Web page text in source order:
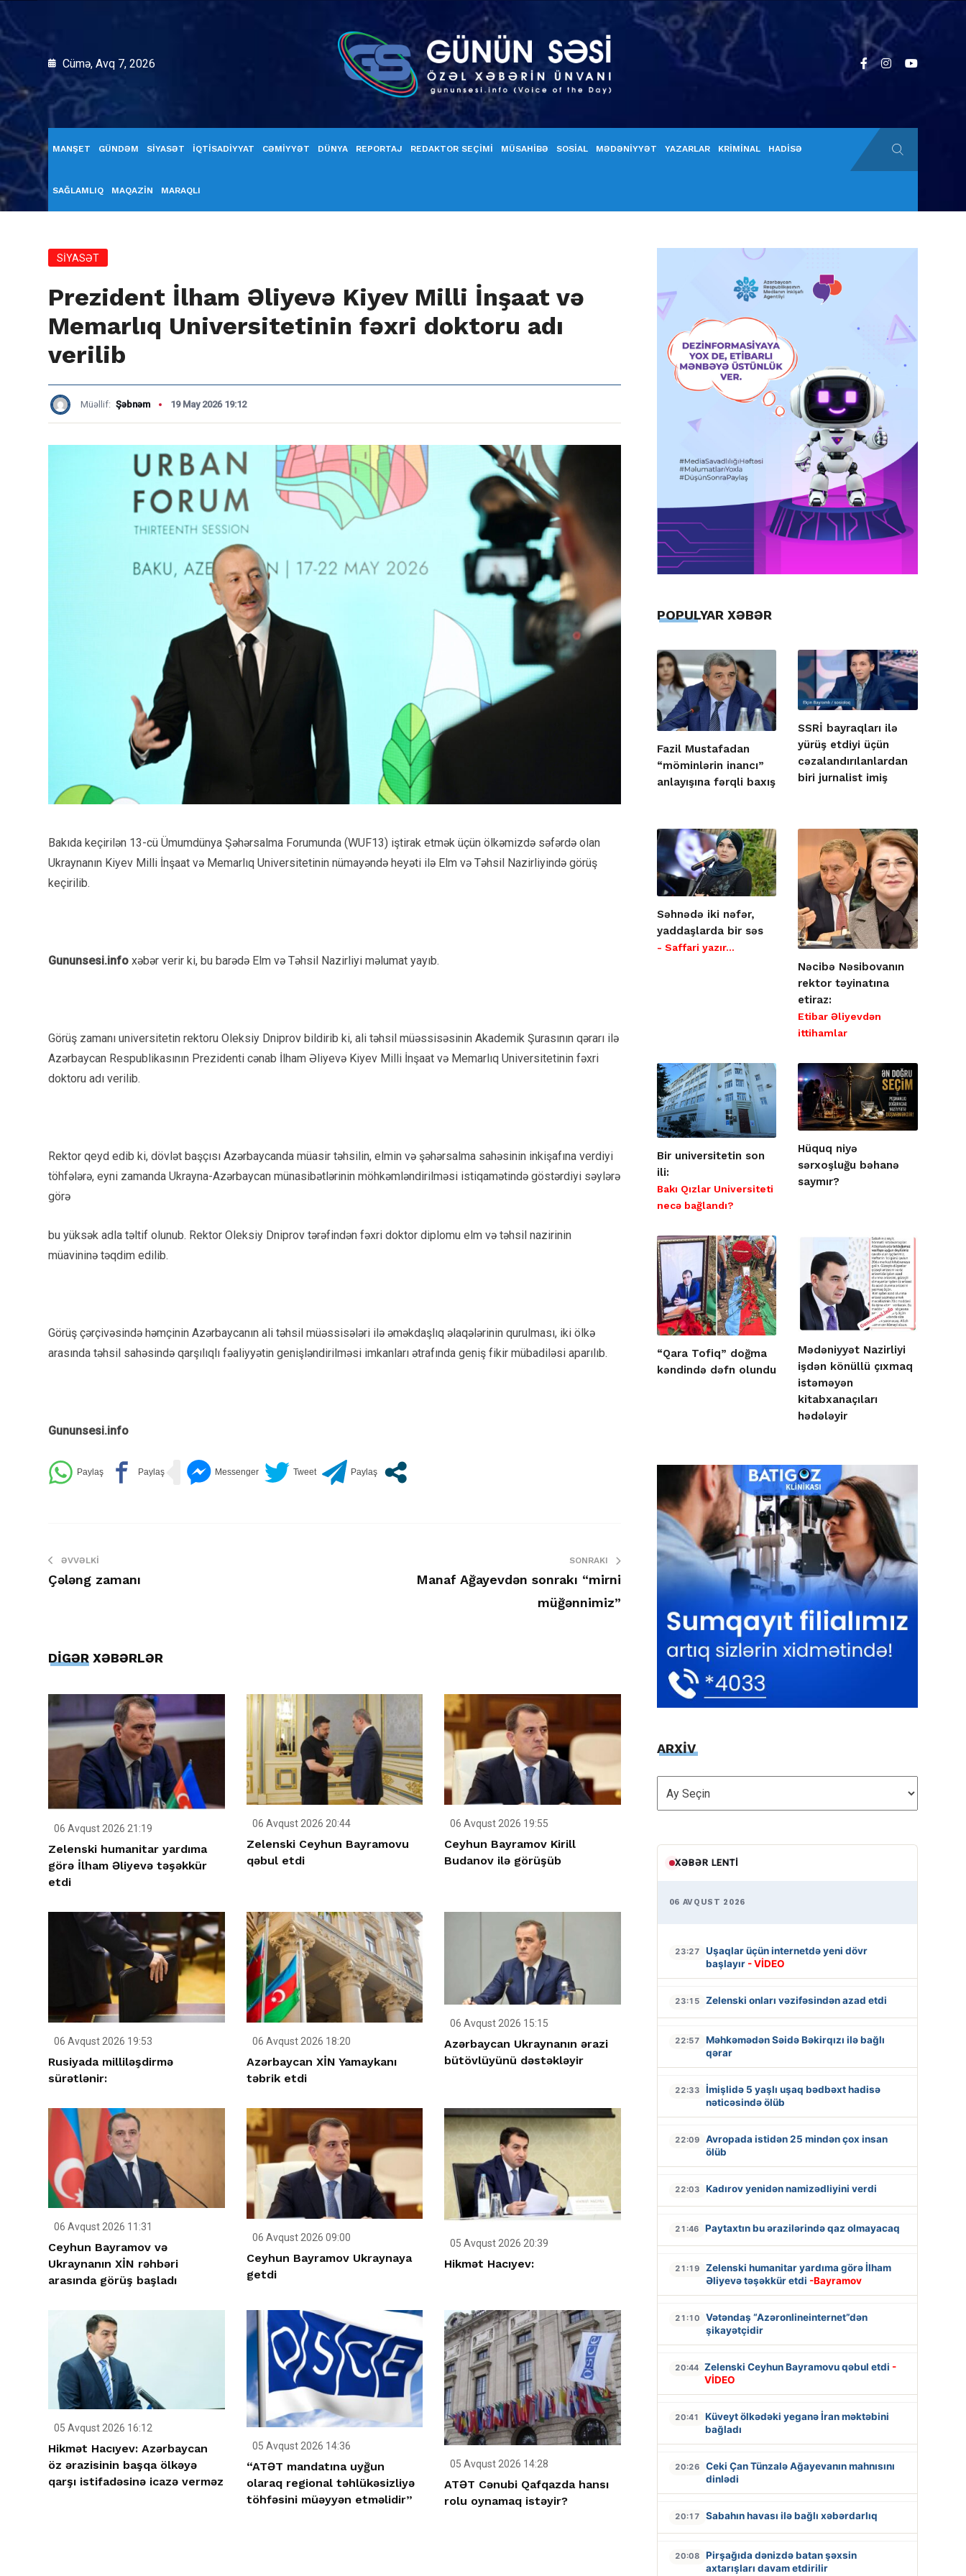
Cümə, Avq 7, 2026
MANŞET GÜNDƏM SİYASƏT İQTİSADİYYAT CƏMİYYƏT DÜNYA REPORTAJ REDAKTOR SEÇİMİ MÜSAHİBƏ SOSİAL MƏDƏNİYYƏT YAZARLAR KRİMİNAL HADİSƏ
SAĞLAMLIQ MAQAZİN MARAQLI
SİYASƏT
Prezident İlham Əliyevə Kiyev Milli İnşaat və
Memarlıq Universitetinin fəxri doktoru adı
verilib
Müəllif: Şəbnəm 19 May 2026 19:12
Bakıda keçirilən 13-cü Ümumdünya Şəhərsalma Forumunda (WUF13) iştirak etmək üçün ölkəmizdə səfərdə olan
Ukraynanın Kiyev Milli İnşaat və Memarlıq Universitetinin nümayəndə heyəti ilə Elm və Təhsil Nazirliyində görüş
keçirilib.
Gununsesi.info xəbər verir ki, bu barədə Elm və Təhsil Nazirliyi məlumat yayıb.
Görüş zamanı universitetin rektoru Oleksiy Dniprov bildirib ki, ali təhsil müəssisəsinin Akademik Şurasının qərarı ilə
Azərbaycan Respublikasının Prezidenti cənab İlham Əliyevə Kiyev Milli İnşaat və Memarlıq Universitetinin fəxri
doktoru adı verilib.
Rektor qeyd edib ki, dövlət başçısı Azərbaycanda müasir təhsilin, elmin və şəhərsalma sahəsinin inkişafına verdiyi
töhfələrə, eyni zamanda Ukrayna-Azərbaycan münasibətlərinin möhkəmləndirilməsi istiqamətində göstərdiyi səylərə
görə
bu yüksək adla təltif olunub. Rektor Oleksiy Dniprov tərəfindən fəxri doktor diplomu elm və təhsil nazirinin
müavininə təqdim edilib.
Görüş çərçivəsində həmçinin Azərbaycanın ali təhsil müəssisələri ilə əməkdaşlıq əlaqələrinin qurulması, iki ölkə
arasında təhsil sahəsində qarşılıqlı fəaliyyətin genişləndirilməsi imkanları ətrafında geniş fikir mübadiləsi aparılıb.
Gununsesi.info
ƏVVƏLKI
Çələng zamanı
SONRAKI
Manaf Ağayevdən sonrakı “mirni
müğənnimiz”
DİGƏR XƏBƏRLƏR
06 Avqust 2026 21:19
Zelenski humanitar yardıma
görə İlham Əliyevə təşəkkür
etdi
06 Avqust 2026 20:44
Zelenski Ceyhun Bayramovu
qəbul etdi
06 Avqust 2026 19:55
Ceyhun Bayramov Kirill
Budanov ilə görüşüb
06 Avqust 2026 19:53
Rusiyada milliləşdirmə
sürətlənir:
06 Avqust 2026 18:20
Azərbaycan XİN Yamaykanı
təbrik etdi
06 Avqust 2026 15:15
Azərbaycan Ukraynanın ərazi
bütövlüyünü dəstəkləyir
06 Avqust 2026 11:31
Ceyhun Bayramov və
Ukraynanın XİN rəhbəri
arasında görüş başladı
06 Avqust 2026 09:00
Ceyhun Bayramov Ukraynaya
getdi
05 Avqust 2026 20:39
Hikmət Hacıyev:
05 Avqust 2026 16:12
Hikmət Hacıyev: Azərbaycan
öz ərazisinin başqa ölkəyə
qarşı istifadəsinə icazə verməz
05 Avqust 2026 14:36
“ATƏT mandatına uyğun
olaraq regional təhlükəsizliyə
töhfəsini müəyyən etməlidir”
05 Avqust 2026 14:28
ATƏT Cənubi Qafqazda hansı
rolu oynamaq istəyir?
POPULYAR XƏBƏR
Fazil Mustafadan
“möminlərin inancı”
anlayışına fərqli baxış
SSRİ bayraqları ilə
yürüş etdiyi üçün
cəzalandırılanlardan
biri jurnalist imiş
Səhnədə iki nəfər,
yaddaşlarda bir səs
- Saffari yazır…
Nəcibə Nəsibovanın
rektor təyinatına
etiraz:
Etibar Əliyevdən
ittihamlar
Bir universitetin son
ili:
Bakı Qızlar Universiteti
necə bağlandı?
Hüquq niyə
sərxoşluğu bəhanə
saymır?
“Qara Tofiq” doğma
kəndində dəfn olundu
Mədəniyyət Nazirliyi
işdən könüllü çıxmaq
istəməyən
kitabxanaçıları
hədələyir
ARXİV
ARXİV
XƏBƏR LENTI
06 AVQUST 2026
23:27
Uşaqlar üçün internetdə yeni dövr
başlayır - VİDEO
23:15 Zelenski onları vəzifəsindən azad etdi
22:57
Məhkəmədən Səidə Bəkirqızı ilə bağlı
qərar
22:33
İmişlidə 5 yaşlı uşaq bədbəxt hadisə
nəticəsində ölüb
22:09
Avropada istidən 25 mindən çox insan
ölüb
22:03 Kadırov yenidən namizədliyini verdi
21:46 Paytaxtın bu ərazilərində qaz olmayacaq
21:19
Zelenski humanitar yardıma görə İlham
Əliyevə təşəkkür etdi -Bayramov
21:10
Vətəndaş “Azəronlineinternet”dən
şikayətçidir
20:44 Zelenski Ceyhun Bayramovu qəbul etdi -
VİDEO
20:41
Küveyt ölkədəki yeganə İran məktəbini
bağladı
20:26
Ceki Çan Tünzalə Ağayevanın mahnısını
dinlədi
20:17 Sabahın havası ilə bağlı xəbərdarlıq
20:08
Pirşağıda dənizdə batan şəxsin
axtarışları davam etdirilir